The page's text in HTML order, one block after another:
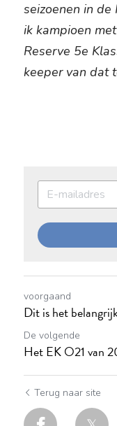
seizoenen in
ik kampioen
Reserve 5e
keeper van dat
voorgaand
Dit is het
De volgende
Het EK O21 van
Terug naar site